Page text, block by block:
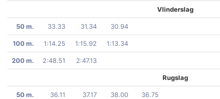
Vlinderslag
50 m. 33.33 31.34 30.94
100 m. 1:14.25 1:15.92 1:13.34
200 m. 2:48.51 2:47.13
Rugslag
50 m. 36.11 37.17 38.00 36.75